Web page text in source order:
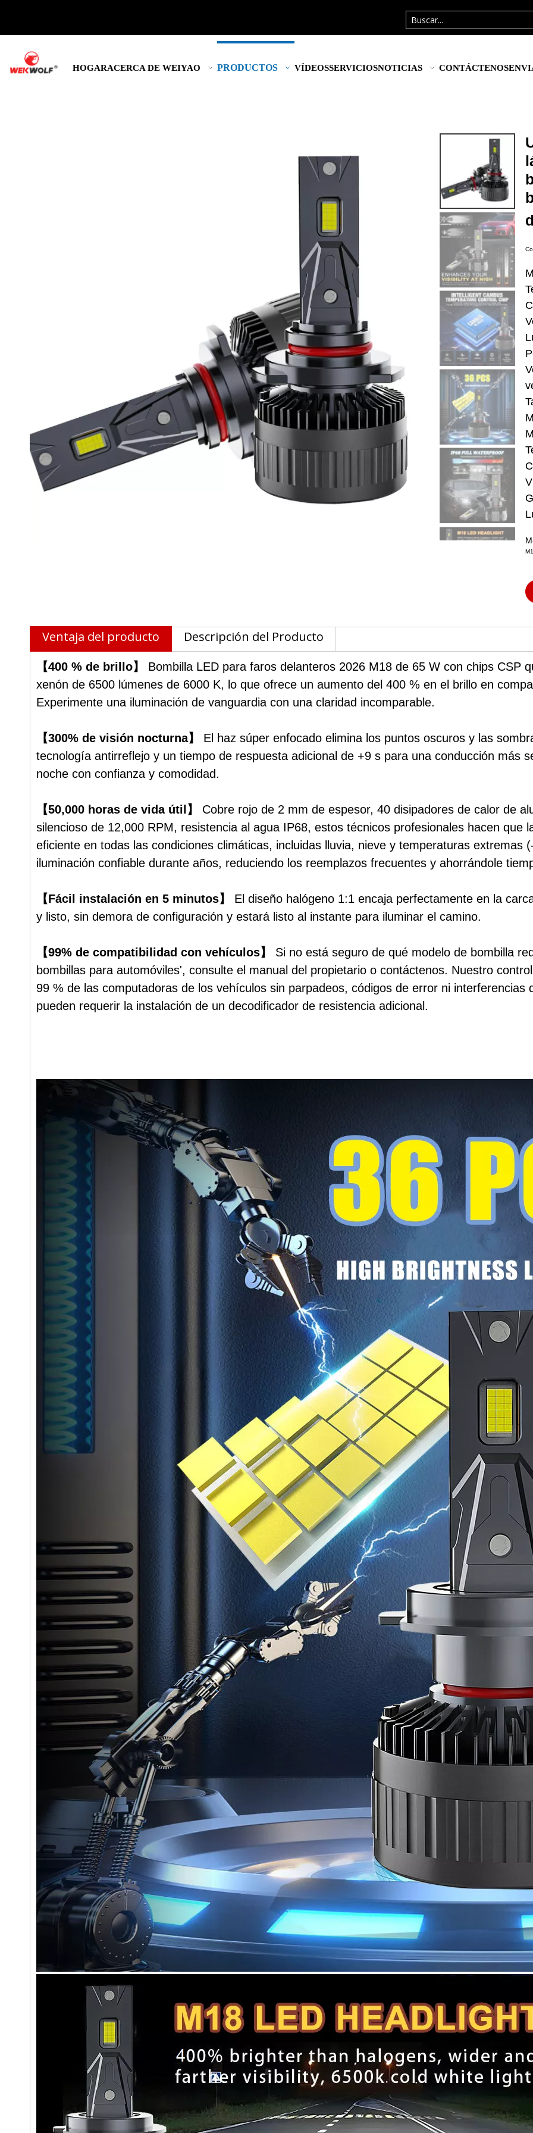
HOGARACERCA DE WEIYAO PRODUCTOS VÍDEOSSERVICIOSNOTICIAS CONTÁCTENOS
Ventaja del producto Descripción del Producto
【400 % de brillo】 Bombilla LED para faros delanteros 2026 M18 de 65 W con chips CSP
xenón de 6500 lúmenes de 6000 K, lo que ofrece un aumento del 400 % en el brillo en
Experimente una iluminación de vanguardia con una claridad incomparable.
【300% de visión nocturna】 El haz súper enfocado elimina los puntos oscuros y las
tecnología antirreflejo y un tiempo de respuesta adicional de +9 s para una conducción más
noche con confianza y comodidad.
【50,000 horas de vida útil】 Cobre rojo de 2 mm de espesor, 40 disipadores de calor de
silencioso de 12,000 RPM, resistencia al agua IP68, estos técnicos profesionales hacen que
eficiente en todas las condiciones climáticas, incluidas lluvia, nieve y temperaturas extremas
iluminación confiable durante años, reduciendo los reemplazos frecuentes y ahorrándole
【Fácil instalación en 5 minutos】 El diseño halógeno 1:1 encaja perfectamente en la
y listo, sin demora de configuración y estará listo al instante para iluminar el camino.
【99% de compatibilidad con vehículos】 Si no está seguro de qué modelo de bombilla
bombillas para automóviles', consulte el manual del propietario o contáctenos. Nuestro
99 % de las computadoras de los vehículos sin parpadeos, códigos de error ni interferencias
pueden requerir la instalación de un decodificador de resistencia adicional.